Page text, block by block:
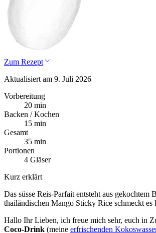
Zum Rezept
Aktualisiert am 9. Juli 2026
Vorbereitung
20 min
Backen / Kochen
15 min
Gesamt
35 min
Portionen
4 Gläser
Kurz erklärt
Das süsse Reis-Parfait entsteht aus
thailändischen Mango Sticky Rice schmeckt
Hallo Ihr Lieben, ich freue mich sehr, euch in
Coco-Drink (meine erfrischenden